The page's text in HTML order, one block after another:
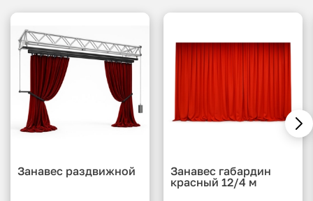
Занавес раздвижной
Занавес габардин
красный 12/4 м